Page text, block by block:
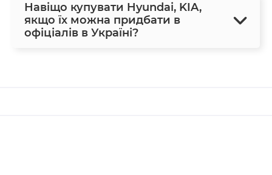
Навіщо купувати Hyundai, KIA,
якщо їх можна придбати в
офіціалів в Україні?